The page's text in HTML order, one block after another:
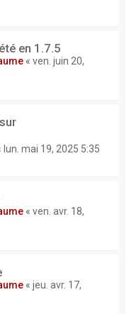
en 1.7.5
« ven. juin 20,
lun. mai 19, 2025 5:35
« ven. avr. 18,
« jeu. avr. 17,